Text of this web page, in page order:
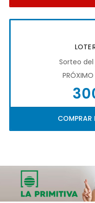
Sorteo
PRÓXIMO
COMPRAR